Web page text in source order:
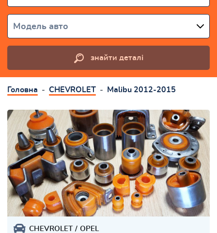
Модель авто
знайти деталі
Головна CHEVROLET Malibu 2012-2015
CHEVROLET OPEL